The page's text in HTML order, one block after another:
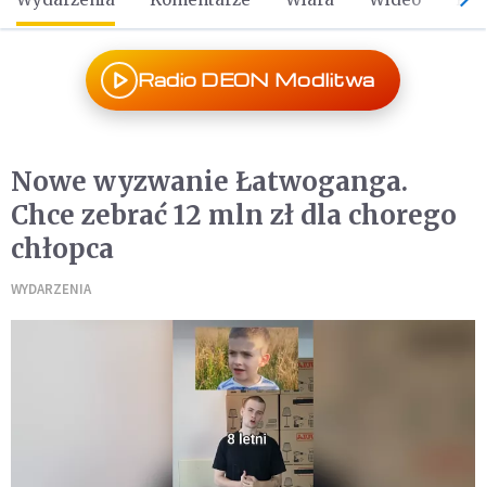
Radio DEON Modlitwa
Nowe wyzwanie Łatwoganga.
Chce zebrać 12 mln zł dla chorego
chłopca
WYDARZENIA